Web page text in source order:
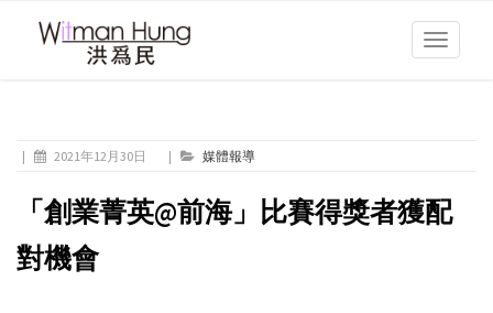
Toggle
| 2021年12月30日 | 媒體報導
「創業菁英@前海」比賽得獎者獲配
對機會